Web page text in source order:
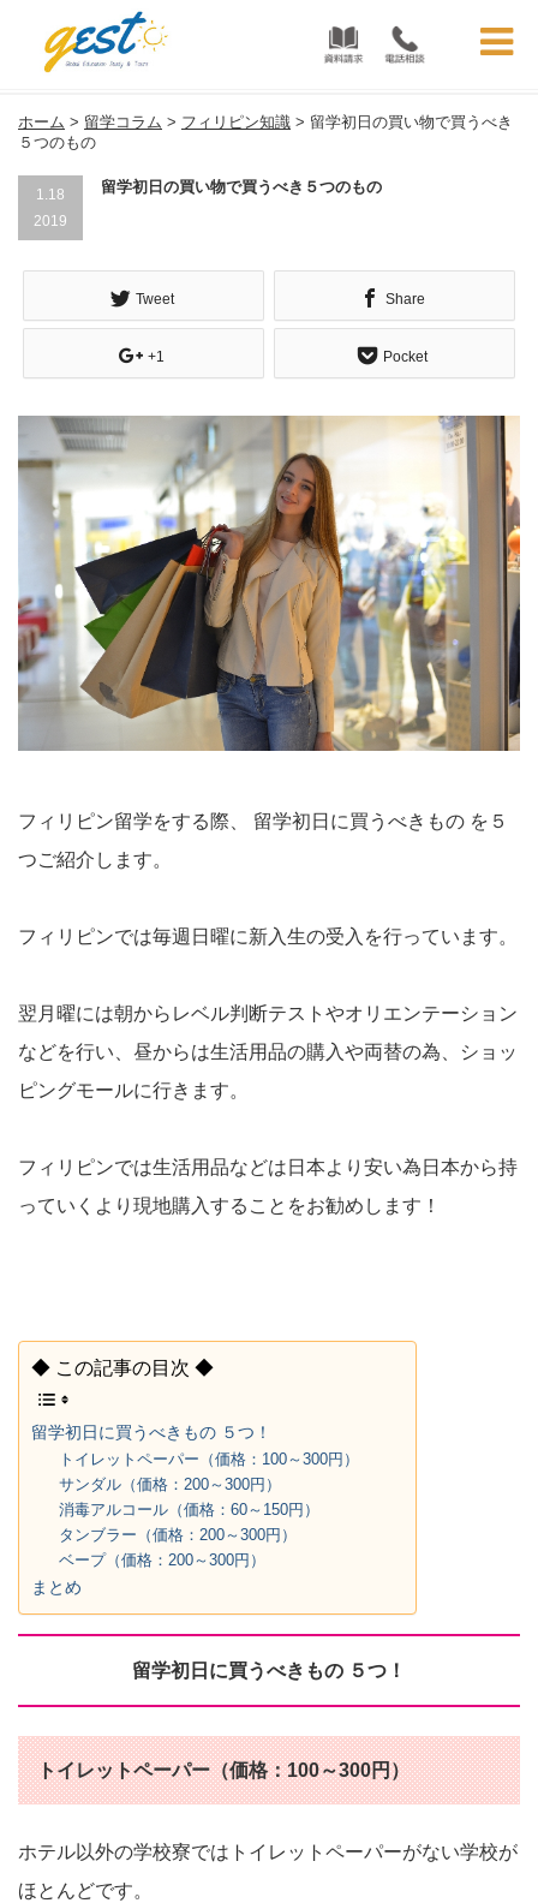
フィリピン留学コラム | フィリピン留学GEST
ホーム > 留学コラム > フィリピン知識 > 留学初日の買い物で買うべき
５つのもの
1.18
2019
留学初日の買い物で買うべき５つのもの
Tweet Share
+1 Pocket
フィリピン留学をする際、 留学初日に買うべきもの を５
つご紹介します。
フィリピンでは毎週日曜に新入生の受入を行っています。
翌月曜には朝からレベル判断テストやオリエンテーション
などを行い、昼からは生活用品の購入や両替の為、ショッ
ピングモールに行きます。
フィリピンでは生活用品などは日本より安い為日本から持
っていくより現地購入することをお勧めします！
◆ この記事の目次 ◆
留学初日に買うべきもの ５つ！
トイレットペーパー（価格：100～300円）
サンダル（価格：200～300円）
消毒アルコール（価格：60～150円）
タンブラー（価格：200～300円）
ベープ（価格：200～300円）
まとめ
留学初日に買うべきもの ５つ！
トイレットペーパー（価格：100～300円）
ホテル以外の学校寮ではトイレットペーパーがない学校が
ほとんどです。